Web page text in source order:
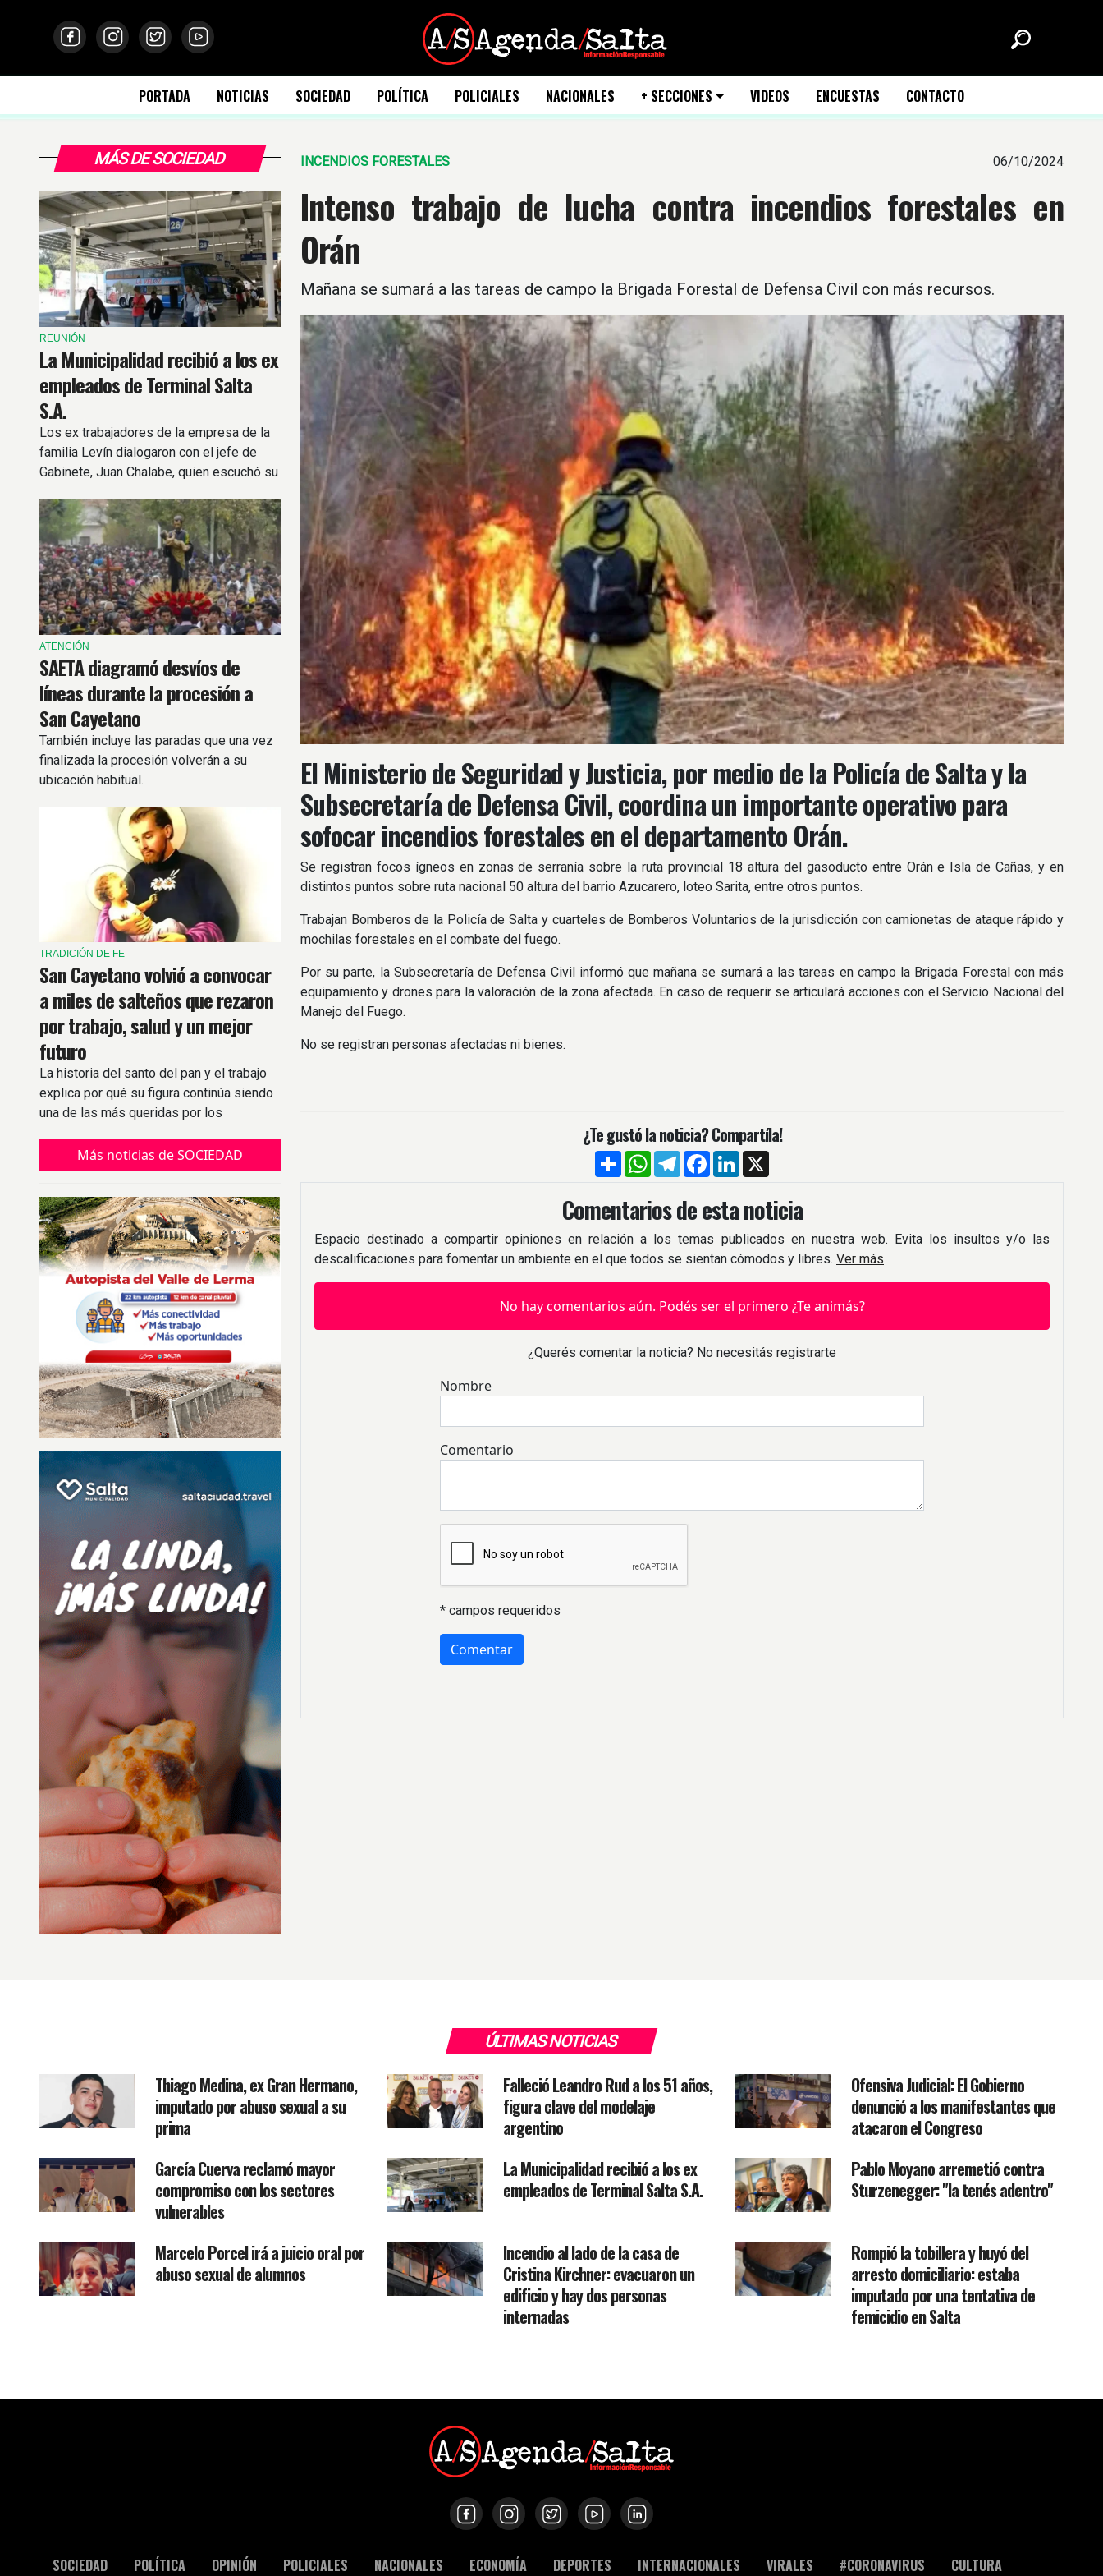
PORTADA NOTICIAS SOCIEDAD POLÍTICA POLICIALES NACIONALES + SECCIONES VIDEOS ENCUESTAS CONTACTO
MÁS DE SOCIEDAD
REUNIÓN
La Municipalidad recibió a los ex
empleados de Terminal Salta
S.A.
Los ex trabajadores de la empresa de la
familia Levín dialogaron con el jefe de
Gabinete, Juan Chalabe, quien escuchó su
la terminal.
ATENCIÓN
SAETA diagramó desvíos de
líneas durante la procesión a
San Cayetano
También incluye las paradas que una vez
finalizada la procesión volverán a su
ubicación habitual.
TRADICIÓN DE FE
San Cayetano volvió a convocar
a miles de salteños que rezaron
por trabajo, salud y un mejor
futuro
La historia del santo del pan y el trabajo
explica por qué su figura continúa siendo
una de las más queridas por los
Más noticias de SOCIEDAD
INCENDIOS FORESTALES 06/10/2024
Intenso trabajo de lucha contra incendios forestales en
Orán
Mañana se sumará a las tareas de campo la Brigada Forestal de Defensa Civil con más recursos.
El Ministerio de Seguridad y Justicia, por medio de la Policía de Salta y la
Subsecretaría de Defensa Civil, coordina un importante operativo para
sofocar incendios forestales en el departamento Orán.
Se registran focos ígneos en zonas de serranía sobre la ruta provincial 18 altura del gasoducto entre Orán e Isla de Cañas, y en
distintos puntos sobre ruta nacional 50 altura del barrio Azucarero, loteo Sarita, entre otros puntos.
Trabajan Bomberos de la Policía de Salta y cuarteles de Bomberos Voluntarios de la jurisdicción con camionetas de ataque rápido y
mochilas forestales en el combate del fuego.
Por su parte, la Subsecretaría de Defensa Civil informó que mañana se sumará a las tareas en campo la Brigada Forestal con más
equipamiento y drones para la valoración de la zona afectada. En caso de requerir se articulará acciones con el Servicio Nacional del
Manejo del Fuego.
No se registran personas afectadas ni bienes.
¿Te gustó la noticia? Compartíla!
CompartirWhatsApp
TelegramFacebook
LinkedIn
Comentarios de esta noticia
Espacio destinado a compartir opiniones en relación a los temas publicados en nuestra web. Evita los insultos y/o las
descalificaciones para fomentar un ambiente en el que todos se sientan cómodos y libres. Ver más
No hay comentarios aún. Podés ser el primero ¿Te animás?
¿Querés comentar la noticia? No necesitás registrarte
Nombre
Comentario
* campos requeridos
ÚLTIMAS NOTICIAS
Thiago Medina, ex Gran Hermano,
imputado por abuso sexual a su
prima
Falleció Leandro Rud a los 51 años,
figura clave del modelaje
argentino
Ofensiva Judicial: El Gobierno
denunció a los manifestantes que
atacaron el Congreso
García Cuerva reclamó mayor
compromiso con los sectores
vulnerables
La Municipalidad recibió a los ex
empleados de Terminal Salta S.A.
Pablo Moyano arremetió contra
Sturzenegger: "la tenés adentro"
Marcelo Porcel irá a juicio oral por
abuso sexual de alumnos
Incendio al lado de la casa de
Cristina Kirchner: evacuaron un
edificio y hay dos personas
internadas
Rompió la tobillera y huyó del
arresto domiciliario: estaba
imputado por una tentativa de
femicidio en Salta
SOCIEDAD POLÍTICA OPINIÓN POLICIALES NACIONALES ECONOMÍA DEPORTES INTERNACIONALES VIRALES #CORONAVIRUS CULTURA